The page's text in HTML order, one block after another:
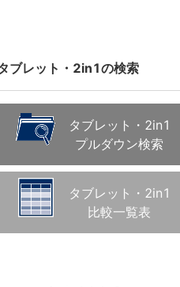
ブレット・2in1の検索
タブレット・2in1
プルダウン検索
タブレット・2in1
比較一覧表